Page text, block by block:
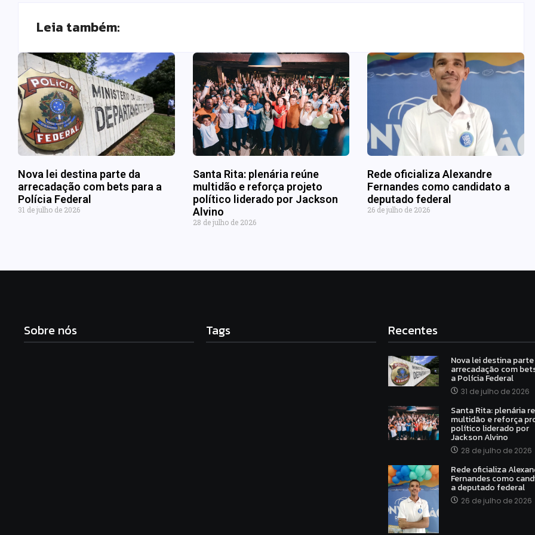
Leia também:
Nova lei destina parte da
arrecadação com bets para a
Polícia Federal
31 de julho de 2026
Santa Rita: plenária reúne
multidão e reforça projeto
político liderado por Jackson
Alvino
28 de julho de 2026
Rede oficializa Alexandre
Fernandes como candidato a
deputado federal
26 de julho de 2026
Sobre nós Tags Recentes
Nova lei destina
arrecadação com
a Polícia Federal
31 de julho de 2026
Santa Rita: plenária
multidão e reforça
político liderado por
Jackson Alvino
28 de julho de 2026
Rede oficializa
Fernandes como
a deputado federal
26 de julho de 2026